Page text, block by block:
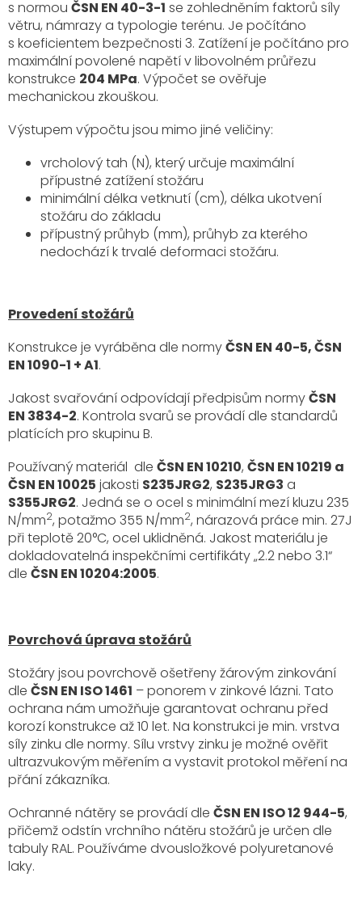
s normou ČSN EN 40-3-1 se zohledněním faktorů síly
větru, námrazy a typologie terénu. Je počítáno
s koeficientem bezpečnosti 3. Zatížení je počítáno pro
maximální povolené napětí v libovolném průřezu
konstrukce 204 MPa. Výpočet se ověřuje
mechanickou zkouškou.
Výstupem výpočtu jsou mimo jiné veličiny:
vrcholový tah (N), který určuje maximální
přípustné zatížení stožáru
minimální délka vetknutí (cm), délka ukotvení
stožáru do základu
přípustný průhyb (mm), průhyb za kterého
nedochází k trvalé deformaci stožáru.
Provedení stožárů
Konstrukce je vyráběna dle normyČSN EN 40-5, ČSN
EN 1090-1 + A1.
Jakost svařování odpovídají předpisům normyČSN
EN 3834-2. Kontrola svarů se provádí dle standardů
platících pro skupinu B.
Používaný materiál dle ČSN EN 10210, ČSN EN 10219 a
ČSN EN 10025 jakosti S235JRG2, S235JRG3 a
S355JRG2. Jedná se o ocel s minimální mezí kluzu 235
N/mm2, potažmo 355 N/mm2, nárazová práce min. 27J
při teplotě 20°C, ocel uklidněná. Jakost materiálu je
dokladovatelná inspekčními certifikáty „2.2 nebo 3.1“
dle ČSN EN 10204:2005.
Povrchová úprava stožárů
Stožáry jsou povrchově ošetřeny žárovým zinkování
dle ČSN EN ISO 1461 – ponorem v zinkové lázni. Tato
ochrana nám umožňuje garantovat ochranu před
korozí konstrukce až 10 let. Na konstrukci je min. vrstva
síly zinku dle normy. Sílu vrstvy zinku je možné ověřit
ultrazvukovým měřením a vystavit protokol měření na
přání zákazníka.
Ochranné nátěry se provádí dle ČSN EN ISO 12 944-5,
přičemž odstín vrchního nátěru stožárů je určen dle
tabuly RAL. Používáme dvousložkové polyuretanové
laky.